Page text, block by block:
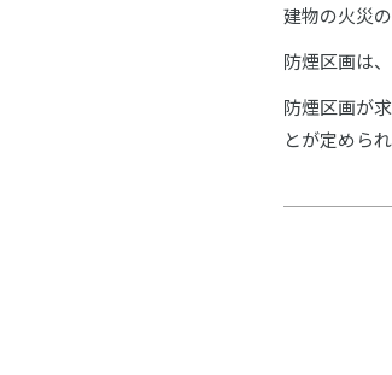
建物の火災
防煙区画は
防煙区画が
とが定めら